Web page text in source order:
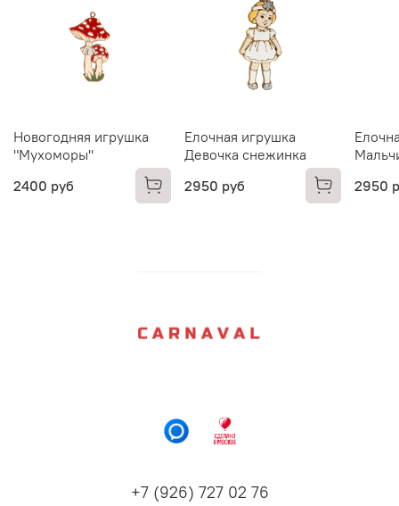
Новогодняя игрушка
"Мухоморы"
2400 руб
Елочная игрушка
Девочка снежинка
2950 руб
2950
+7 (926) 727 02 76